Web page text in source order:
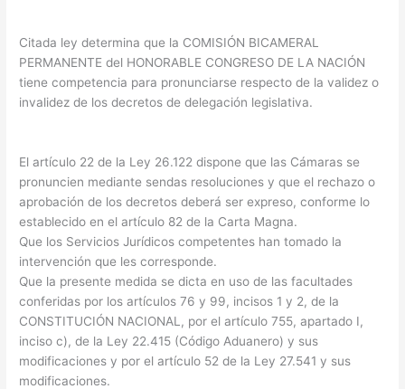
Citada ley determina que la COMISIÓN BICAMERAL
PERMANENTE del HONORABLE CONGRESO DE LA NACIÓN
tiene competencia para pronunciarse respecto de la validez o
invalidez de los decretos de delegación legislativa.
El artículo 22 de la Ley 26.122 dispone que las Cámaras se
pronuncien mediante sendas resoluciones y que el rechazo o
aprobación de los decretos deberá ser expreso, conforme lo
establecido en el artículo 82 de la Carta Magna.
Que los Servicios Jurídicos competentes han tomado la
intervención que les corresponde.
Que la presente medida se dicta en uso de las facultades
conferidas por los artículos 76 y 99, incisos 1 y 2, de la
CONSTITUCIÓN NACIONAL, por el artículo 755, apartado I,
inciso c), de la Ley 22.415 (Código Aduanero) y sus
modificaciones y por el artículo 52 de la Ley 27.541 y sus
modificaciones.